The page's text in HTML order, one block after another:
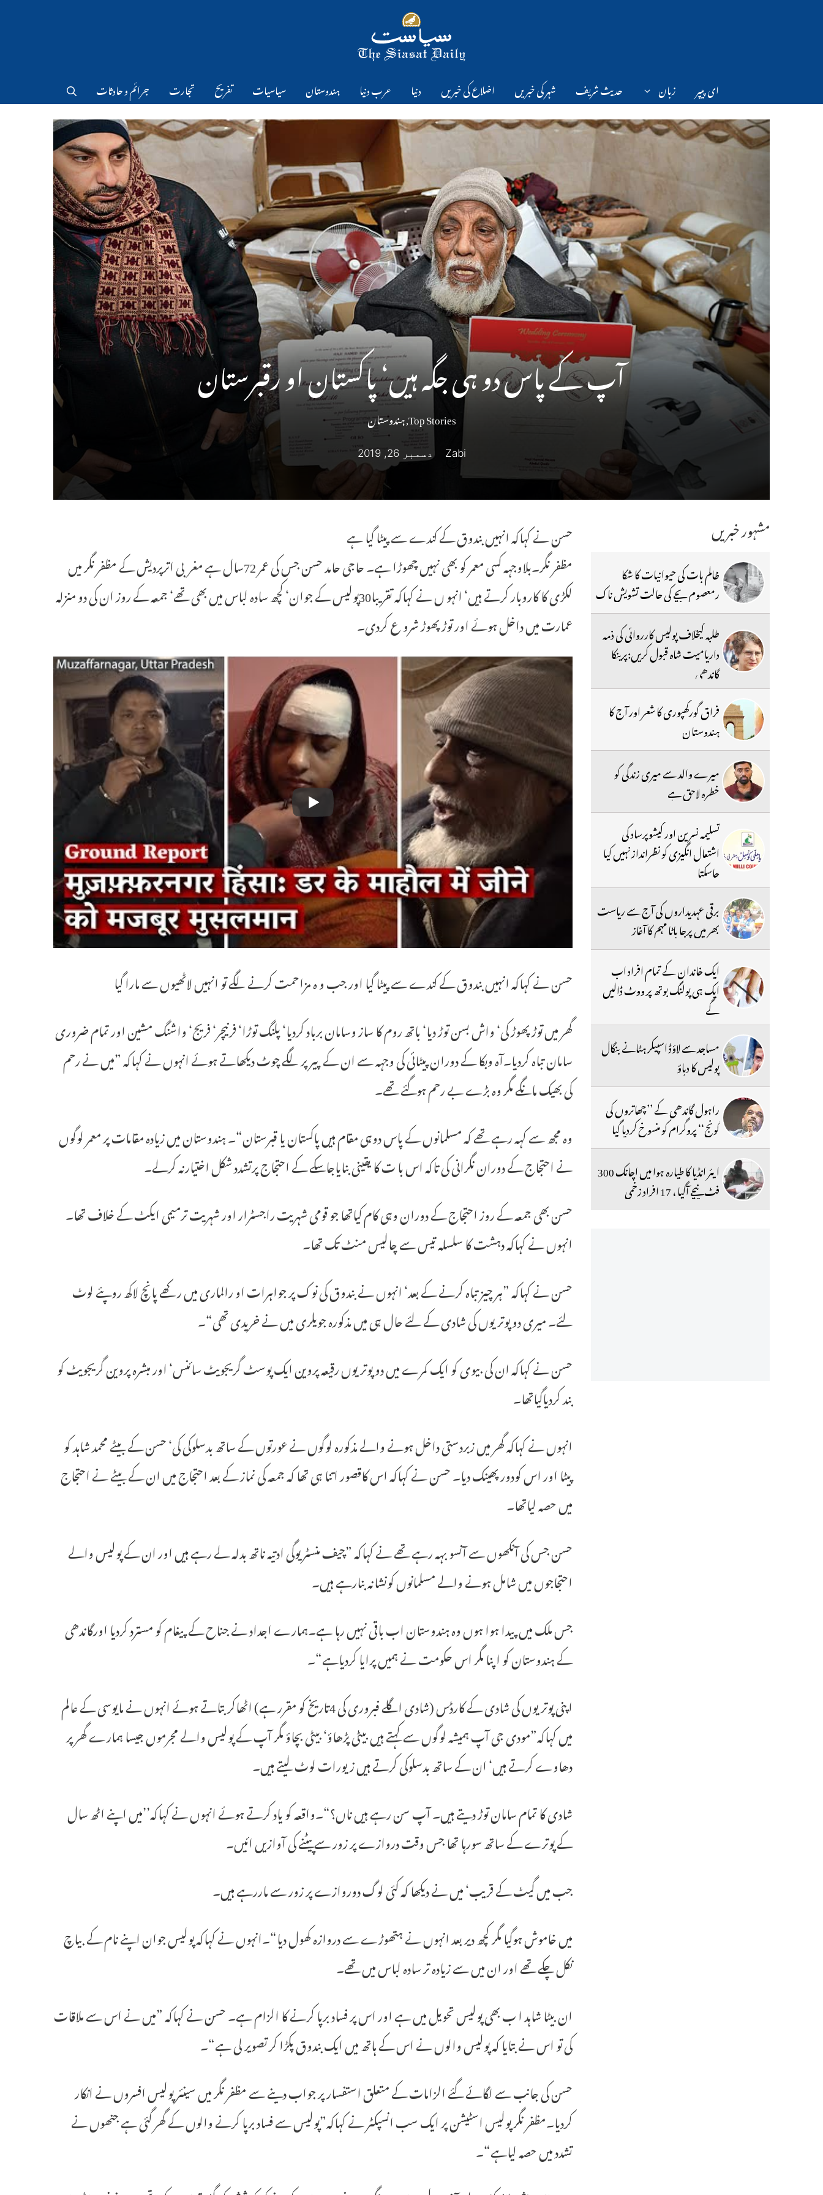
ای پیپر زبان حدیث شریف شہر کی خبریں اضلاع کی خبریں دنیا عرب دنیا ہندوستان سیاسیات تفریح تجارت جرائم و حادثات
آپ کے پاس دو ہی جگہ ہیں‘ پاکستان او رقبرستان
Top Stories
,ہندوستان
Zabi دسمبر 26, 2019
حسن نے کہاکہ انہیں بندوق کے کندے سے پیٹا گیا ہے
مظفر نگر۔بلاوجہہ کسی معمر کو بھی نہیں چھوڑا ہے۔ حاجی حامد حسن جس کی عمر 72سال ہے مغربی اترپردیش کے مظفر نگر میں
لکڑی کا کاروبار کرتے ہیں‘ انہو ں نے کہاکہ تقریبا30پولیس کے جوان‘ کچھ سادہ لباس میں بھی تھے‘ جمعہ کے روز ان کی دو منزلہ
عمارت میں داخل ہوئے اور توڑ پھوڑ شرو ع کردی۔
حسن نے کہاکہ انہیں بندوق کے کندے سے پیٹا گیا اور جب و ہ مزاحمت کرنے لگے تو انہیں لاٹھیوں سے مارا گیا
گھر میں توڑ پھوڑ کی‘ واش بسن توڑ دیا‘ باتھ روم کا ساز وسامان برباد کردیا‘ پلنگ توڑا‘ فرنیچر‘ فریج‘ واشنگ مشین اور تمام ضروری
سامان تباہ کردیا۔آہ وبکا کے دوران پیٹائی کی وجہہ سے ان کے پیر پر لگے چوٹ دیکھاتے ہوئے انہوں نے کہاکہ ”میں نے رحم
کی بھیک مانگے مگر وہ بڑے بے رحم ہوگئے تھے۔
وہ مجھ سے کہہ رہے تھے کہ مسلمانوں کے پاس دوہی مقام ہیں پاکستان یا قبرستان“۔ ہندوستان میں زیادہ مقامات پر معمر لوگوں
نے احتجاج کے دوران نگرانی کی تاکہ اس با ت کا یقینی بنایاجاسکے کے احتجاج پرتشدد شکل اختیارنہ کرلے۔
حسن بھی جمعہ کے روز احتجاج کے دوران وہی کام کیاتھا جو قومی شہریت راجسٹرار اور شہریت ترمیمی ایکٹ کے خلاف تھا۔
انہوں نے کہاکہ دہشت کا سلسلہ تیس سے چالیس منٹ تک تھا۔
حسن نے کہاکہ ”ہر چیز تباہ کرنے کے بعد‘ انہوں نے بندوق کی نوک پر جواہرات او رالماری میں رکھے پانچ لاکھ روپئے لوٹ
لئے۔ میری دو پوتریوں کی شادی کے لئے حال ہی میں مذکورہ جویلری میں نے خریدی تھی“۔
حسن نے کہاکہ ان کی بیوی کو ایک کمرے میں دو پوتریوں رقیعہ پروین ایک پوسٹ گریجویٹ سائنس‘ اور مبشرہ پروین گریجویٹ کو
بند کردیاگیاتھا۔
انہوں نے کہاکہ گھر میں زبردستی داخل ہونے والے مذکورہ لوگوں نے عورتوں کے ساتھ بدسلوکی کی‘ حسن کے بیٹے محمد شاہد کو
پیٹا اور اس کودور پھینک دیا۔ حسن نے کہاکہ اس کاقصور اتنا ہی تھا کہ جمعہ کی نماز کے بعد احتجاج میں ان کے بیٹے نے احتجاج
میں حصہ لیاتھا۔
حسن جس کی آنکھوں سے آنسو بہہ رہے تھے نے کہاکہ ”چیف منسٹر یوگی ادتیہ ناتھ بدلہ لے رہے ہیں اور ان کے پولیس والے
احتجاجوں میں شامل ہونے والے مسلمانوں کونشانہ بنارہے ہیں۔
جس ملک میں پیدا ہوا ہوں وہ ہندوستان اب باقی نہیں رہا ہے۔ہمارے اجداد نے جناح کے پیغام کو مسترد کردیا اورگاندھی
کے ہندوستان کو اپنا مگر اس حکومت نے ہمیں پرایا کردیاہے“۔
اپنی پوتریوں کی شادی کے کارڈس (شادی اگلے فبروری کی 4تاریخ کو مقرر ہے) اٹھاکر بتاتے ہوئے انہوں نے مایوسی کے عالم
میں کہاکہ”مودی جی آپ ہمیشہ لوگوں سے کہتے ہیں بیٹی پڑھاؤ‘ بیٹی بچاؤ مگر آپ کے پولیس والے مجرموں جیسا ہمارے گھر پر
دھاوے کرتے ہیں‘ ان کے ساتھ بدسلوکی کرتے ہیں زیورات لوٹ لیتے ہیں۔
شادی کا تمام سامان توڑ دیتے ہیں۔ آپ سن رہے ہیں ناں؟“۔واقعہ کو یاد کرتے ہوئے انہوں نے کہاکہ’’میں اپنے اٹھ سال
کے پوترے کے ساتھ سورہا تھا جس وقت دروازے پر زور سے پیٹنے کی آوازیں ائیں۔
جب میں گیٹ کے قریب‘ میں نے دیکھا کہ کئی لوگ دوروازے پر زور سے ماررہے ہیں۔
میں خاموش ہوگیا مگر کچھ دیر بعد انہوں نے ہتھوڑے سے دروازہ کھول دیا“۔انہوں نے کہاکہ پولیس جوان اپنے نام کے بیاچ
نکل چکے تھے اور ان میں سے زیادہ تر سادہ لباس میں تھے۔
ان بیٹا شاہد ا ب بھی پولیس تحویل میں ہے اور اس پر فساد برپا کرنے کا الزام ہے۔ حسن نے کہاکہ ”میں نے اس سے ملاقات
کی تو اس نے بتایا کہ پولیس والوں نے اس کے ہاتھ میں ایک بندوق پکڑا کر تصویر لی ہے“۔
حسن کی جانب سے لگائے گئے الزامات کے متعلق استفسار پر جواب دینے سے مظفر نگر میں سینئر پولیس افسروں نے انکار
کردیا۔مظفر نگر پولیس اسٹیشن پر ایک سب انسپکٹر نے کہاکہ”پولیس سے فساد برپا کرنے والوں کے گھر گئی ہے جنھوں نے
تشدد میں حصہ لیاہے“۔
مشہور خبریں
ظالم بات کی حیوانیات کا شکا
رمعصوم بچے کی حالت تشویش ناک
طلبہ کیخلاف پولیس کارروائی کی ذمہ
داریامیت شاہ قبول کریں:پرینکا
گاندھی
فراق گورکھپوری کا شعر اور آج کا
ہندوستان
میرے والد سے میری زندگی کو
خطرہ لاحق ہے
تسلیمہ نسرین اور کیشوپرساد کی
اشتعال انگیزی کو نظرانداز نہیں کیا
جاسکتا
برقی عہدیداروں کی آج سے ریاست
بھر میں پرجا باٹا مہم کا آغاز
ایک خاندان کے تمام افراد اب
ایک ہی پولنگ بوتھ پر ووٹ ڈالیں
گے
مساجد سے لاؤڈ اسپیکر ہٹانے بنگال
پولیس کا دباؤ
راہول گاندھی کے ’’چھاتروں کی
گونج‘‘ پروگرام کو منسوخ کردیا گیا
ایئر انڈیا کا طیارہ ہوا میں اچانک 300
فٹ نیچے آگیا ، 17 افراد زخمی